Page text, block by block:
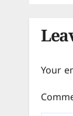
Your